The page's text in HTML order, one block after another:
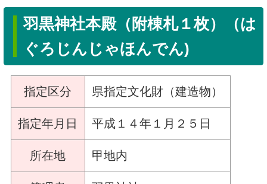
羽黒神社本殿（附棟札１枚）（は
ぐろじんじゃほんでん)
指定区分 県指定文化財（建造物）
指定年月日 平成１４年１月２５日
所在地 甲地内